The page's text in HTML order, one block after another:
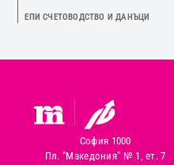
ЕПИ СЧЕТОВОДСТВО И ДАНЪЦИ
София 1000
Пл. "Македония" № 1, ет. 7